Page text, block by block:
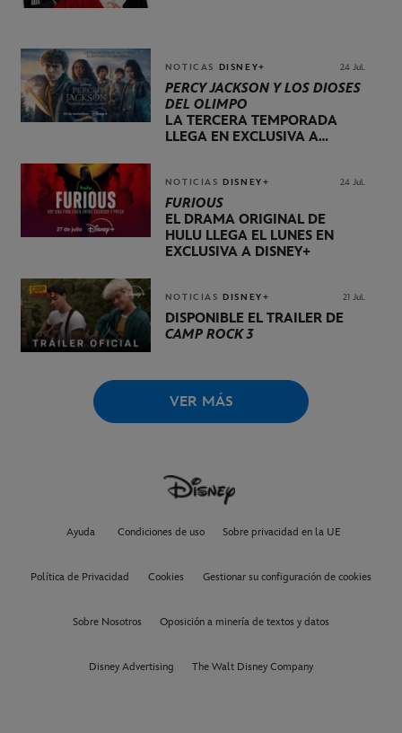
NOTICAS DISNEY+ 24 Jul.
PERCY JACKSON Y LOS DIOSES
DEL OLIMPO
LA TERCERA TEMPORADA
LLEGA EN EXCLUSIVA A
NOTICIAS DISNEY+ 24 Jul.
FURIOUS
EL DRAMA ORIGINAL DE
HULU LLEGA EL LUNES EN
EXCLUSIVA A DISNEY+
NOTICIAS DISNEY+ 21 Jul.
DISPONIBLE EL TRÁILER DE
CAMP ROCK 3
VER MÁS
Ayuda Condiciones de uso Sobre privacidad en la UE
Política de Privacidad Cookies Gestionar su configuración de cookies
Sobre Nosotros Oposición a minería de textos y datos
Disney Advertising The Walt Disney Company